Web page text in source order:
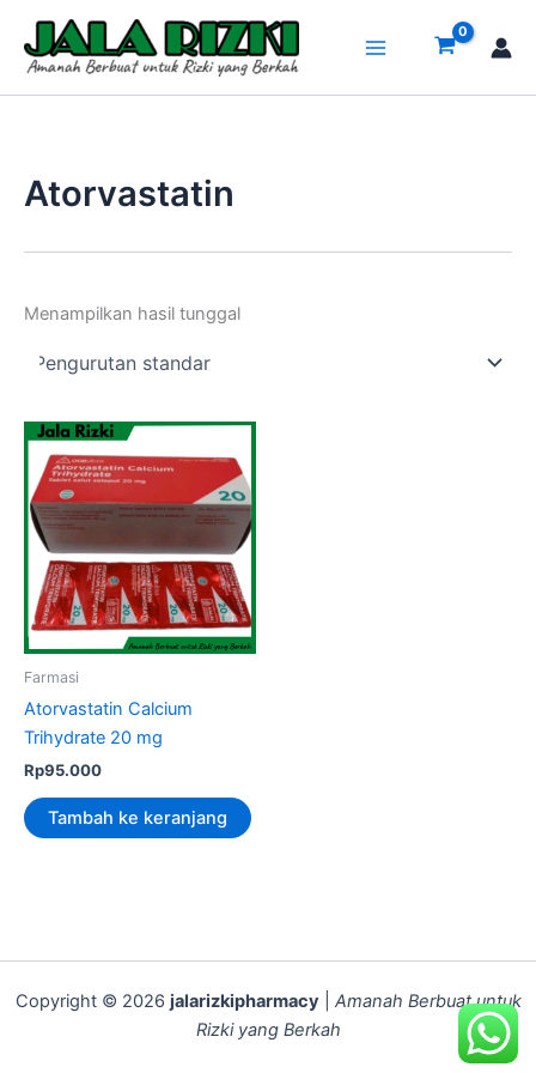
konten
Atorvastatin
Menampilkan hasil tunggal
Farmasi
Atorvastatin Calcium
Trihydrate 20 mg
Rp95.000
Tambah ke keranjang
Copyright © 2026 jalarizkipharmacy
Amanah Berbuat untuk
Rizki yang Berkah